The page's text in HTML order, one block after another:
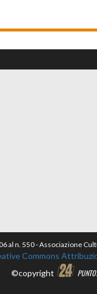
al n. 550 - Associazione
Commons
©copyright
PUNTO